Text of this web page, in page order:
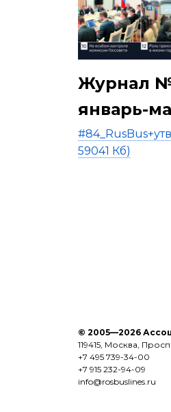
Журнал
январь-
59041 Кб)
© 2005—2026
119415, Москва,
+7 495 739-34-00
+7 915 232-94-09
info@rosbuslines.ru